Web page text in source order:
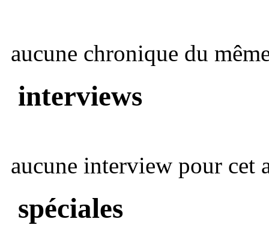
aucune chronique du
interviews
aucune interview pour cet
spéciales